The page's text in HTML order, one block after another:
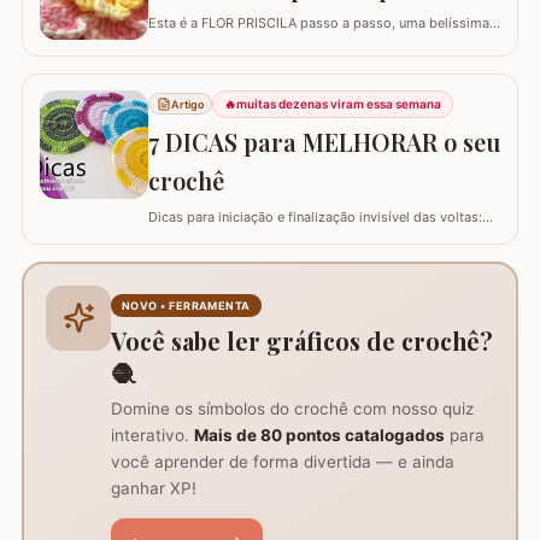
Esta é a FLOR PRISCILA passo a passo, uma belíssima
postar o passo a passo aqui. Uma flor que com certeza
vai valorizar seus trabalhos. Barbante barroco
multicolor amarelo – 9368 Barbante barroco multicolor
R
Artigo 🔥muitas dezenas viram essa semana
7 DICAS para MELHORAR o seu
crochê
Dicas para iniciação e finalização invisível das voltas:
garante um acabamento quase imperceptível nas
trabalho mais elegante. Variações de pontos com o
NOVO • FERRAMENTA
Você sabe ler gráficos de crochê?
🧶
Domine os símbolos do crochê com nosso quiz
interativo. Mais de 80 pontos catalogados para
você aprender de forma divertida — e ainda
ganhar XP!